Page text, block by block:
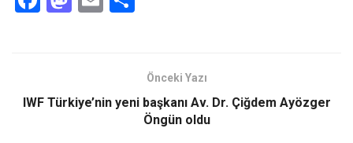
o
d
Önceki Yazı
IWF Türkiye’nin yeni başkanı Av. Dr. Çiğdem Ayözger
Öngün oldu